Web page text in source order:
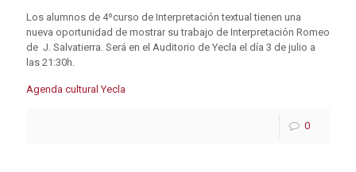
Los alumnos de 4ºcurso de Interpretación textual tienen una
nueva oportunidad de mostrar su trabajo de Interpretación Romeo
de J. Salvatierra. Será en el Auditorio de Yecla el día 3 de julio a
las 21:30h.
Agenda cultural Yecla
0